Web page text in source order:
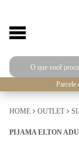
Parcele
HOME OUTLET
PIJAMA ELTON